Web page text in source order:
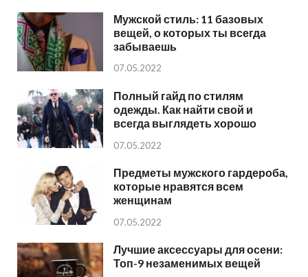
Мужской стиль: 11 базовых
вещей, о которых ты всегда
забываешь
07.05.2022
Полный гайд по стилям
одежды. Как найти свой и
всегда выглядеть хорошо
07.05.2022
Предметы мужского гардероба,
которые нравятся всем
женщинам
07.05.2022
Лучшие аксессуары для осени:
Топ-9 незаменимых вещей